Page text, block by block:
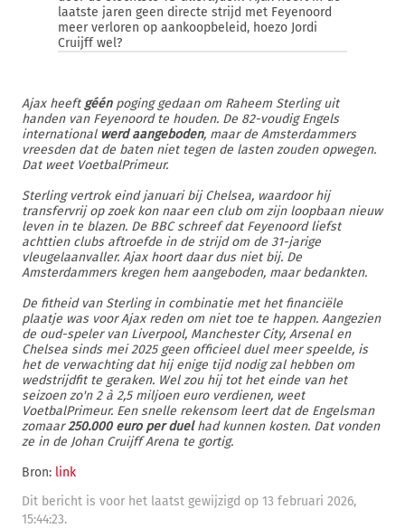
laatste jaren geen directe strijd met Feyenoord
meer verloren op aankoopbeleid, hoezo Jordi
Cruijff wel?
Ajax heeft géénpoging gedaan om Raheem Sterling uit
handen van Feyenoord te houden. De 82-voudig Engels
international werd aangeboden, maar de Amsterdammers
vreesden dat de baten niet tegen de lasten zouden opwegen.
Dat weet VoetbalPrimeur.
Sterling vertrok eind januari bij Chelsea, waardoor hij
transfervrij op zoek kon naar een club om zijn loopbaan nieuw
leven in te blazen. De BBC schreef dat Feyenoord liefst
achttien clubs aftroefde in de strijd om de 31-jarige
vleugelaanvaller. Ajax hoort daar dus niet bij. De
Amsterdammers kregen hem aangeboden, maar bedankten.
De fitheid van Sterling in combinatie met het financiële
plaatje was voor Ajax reden om niet toe te happen. Aangezien
de oud-speler van Liverpool, Manchester City, Arsenal en
Chelsea sinds mei 2025 geen officieel duel meer speelde, is
het de verwachting dat hij enige tijd nodig zal hebben om
wedstrijdfit te geraken. Wel zou hij tot het einde van het
seizoen zo'n 2 à 2,5 miljoen euro verdienen, weet
VoetbalPrimeur. Een snelle rekensom leert dat de Engelsman
zomaar250.000 euro per duelhad kunnen kosten. Dat vonden
ze in de Johan Cruijff Arena te gortig.
Bron: link
Dit bericht is voor het laatst gewijzigd op 13 februari 2026,
15:44:23.